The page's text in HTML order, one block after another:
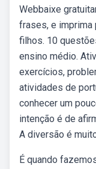
Webbaixe
frases, e imprima
filhos. 10
ensino médio.
exercícios,
atividades de
conhecer um
intenção é de
A diversão é
É quando